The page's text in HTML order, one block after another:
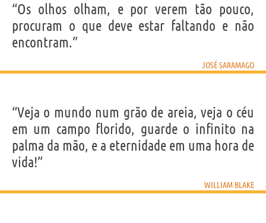
“Os olhos olham, e por verem tão pouco,
procuram o que deve estar faltando e não
encontram.”
JOSÉ SARAMAGO
“Veja o mundo num grão de areia, veja o céu
em um campo florido, guarde o infinito na
palma da mão, e a eternidade em uma hora de
vida!”
WILLIAM BLAKE